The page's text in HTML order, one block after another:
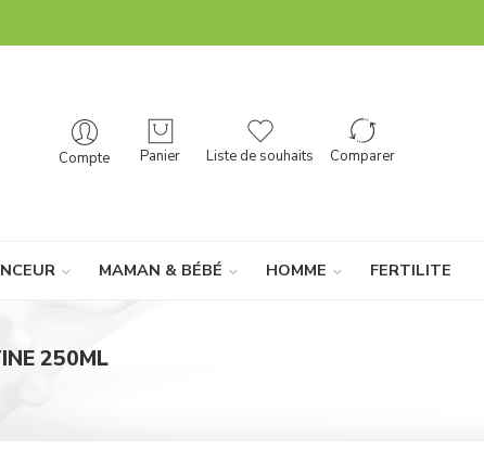
Compte Panier Liste de souhaits Comparer
MAMAN & BÉBÉ HOMME FERTILITE
250ML